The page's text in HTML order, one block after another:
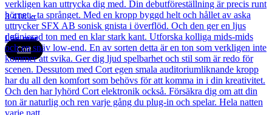
3 418kr
Läs mer
Cort